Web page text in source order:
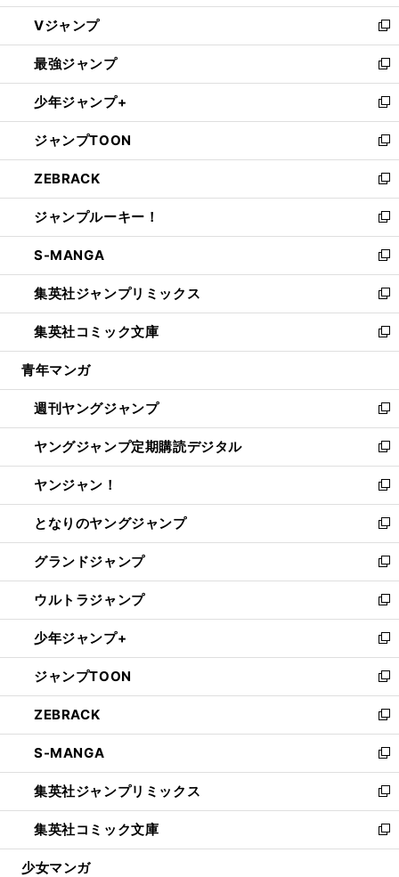
ウ
ィ
ン
ド
ウ
で
開
く
し
い
ウ
ィ
ン
ド
ウ
で
開
く
Vジャンプ
新
し
い
ウ
ィ
ン
ド
ウ
で
開
く
最強ジャンプ
新
し
い
ウ
ィ
ン
ド
ウ
で
開
く
少年ジャンプ+
新
し
い
ウ
ィ
ン
ド
ウ
で
開
く
ジャンプTOON
新
し
い
ウ
ィ
ン
ド
ウ
で
開
く
ZEBRACK
新
し
い
ウ
ィ
ン
ド
ウ
で
開
ジャンプルーキー！
新
し
い
ウ
ィ
ン
ド
ウ
開
く
S-MANGA
新
し
い
ウ
ィ
ン
ウ
で
開
く
集英社ジャンプリミックス
新
し
い
ウ
ン
ド
ウ
で
開
く
集英社コミック文庫
新
し
ウ
ィ
ン
ド
ウ
で
開
く
青年マンガ
週刊ヤングジャンプ
新
し
い
ウ
ィ
ン
ド
ウ
で
開
く
ヤングジャンプ定期購読デジタル
新
し
い
ウ
ィ
ン
ド
ウ
で
開
く
ヤンジャン！
新
し
い
ウ
ィ
ン
ド
ウ
で
開
く
となりのヤングジャンプ
新
し
い
ウ
ィ
ン
ド
ウ
で
開
く
グランドジャンプ
新
し
い
ウ
ィ
ン
ド
ウ
で
開
く
ウルトラジャンプ
新
し
い
ウ
ィ
ン
ド
ウ
で
開
く
少年ジャンプ+
新
し
い
ウ
ィ
ン
ド
ウ
で
開
く
ジャンプTOON
新
し
い
ウ
ィ
ン
ド
ウ
で
開
ZEBRACK
新
し
い
ウ
ィ
ン
ド
ウ
S-MANGA
新
し
い
ウ
ィ
ン
集英社ジャンプリミックス
新
し
い
ウ
集英社コミック文庫
新
し
少女マンガ